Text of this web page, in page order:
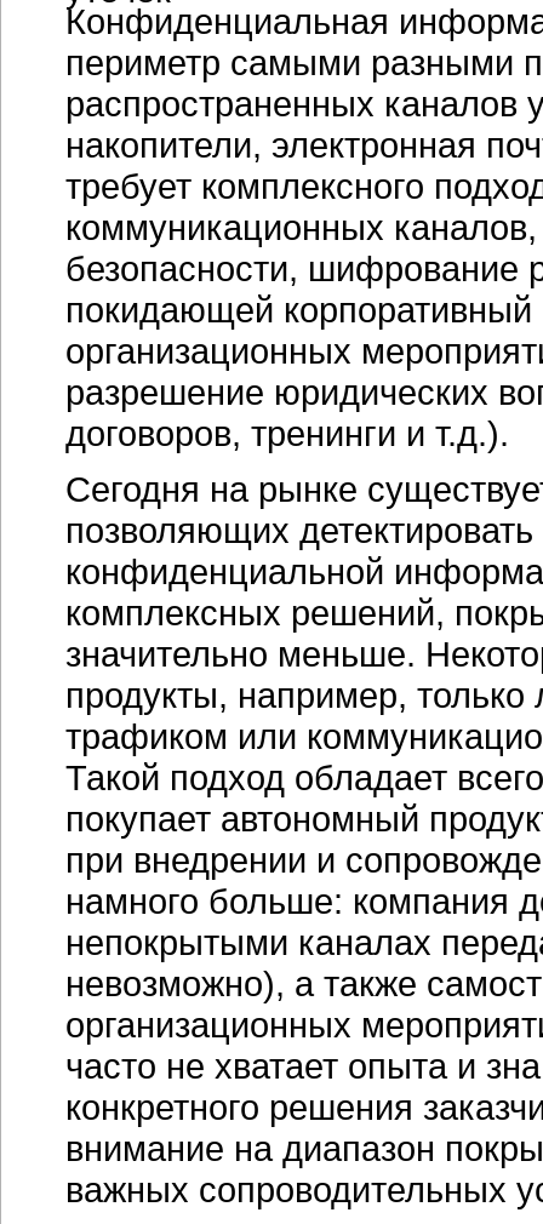
Конфиденциальная
периметр самыми разными
распространенных каналов
накопители, электронная
требует комплексного
коммуникационных
безопасности, шифрование
покидающей корпоративный
организационных
разрешение юридических
договоров, тренинги и т.д.).
Сегодня на рынке
позволяющих
конфиденциальной
комплексных решений,
значительно меньше.
продукты, например,
трафиком или
Такой подход обладает
покупает автономный
при внедрении и
намного больше: компания
непокрытыми каналах
невозможно), а также
организационных
часто не хватает опыта и
конкретного решения
внимание на диапазон
важных сопроводительных